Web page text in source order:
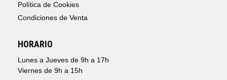
Política de Cookies
Condiciones de Venta
HORARIO
Lunes a Jueves de 9h a 17h
Viernes de 9h a 15h